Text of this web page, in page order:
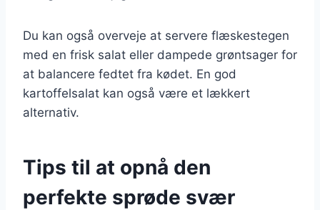
Du kan også overveje at servere flæskestegen
med en frisk salat eller dampede grøntsager for
at balancere fedtet fra kødet. En god
kartoffelsalat kan også være et lækkert
alternativ.
Tips til at opnå den
perfekte sprøde svær